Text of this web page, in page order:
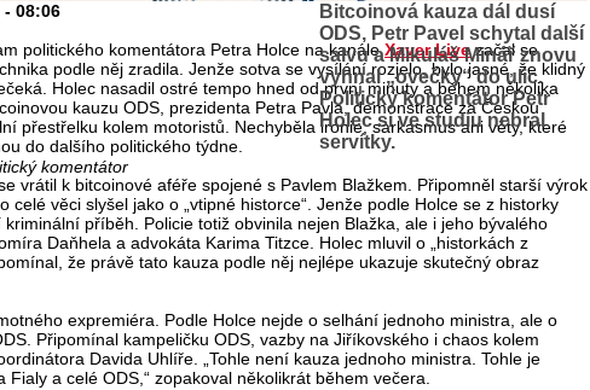
Bitcoinová kauza dál dusí
ODS, Petr Pavel schytal další
salvu a Mikuláš Minář znovu
vyhnal „ovečky“ do ulic.
Politický komentátor Petr
Holec si ve studiu nebral
servítky.
komentátor
- 08:06
politického komentátora Petra Holce na kanáleXaver Livezačal se
podle něj zradila. Jenže sotva se vysílání rozjelo, bylo jasné, že klidný
Holec nasadil ostré tempo hned od první minuty a během několika
kauzu ODS, prezidenta Petra Pavla, demonstrace za Českou
přestřelku kolem motoristů. Nechyběla ironie, sarkasmus ani věty, které
do dalšího politického týdne.
vrátil k bitcoinové aféře spojené s Pavlem Blažkem. Připomněl starší výrok
celé věci slyšel jako o „vtipné historce“. Jenže podle Holce se z historky
příběh. Policie totiž obvinila nejen Blažka, ale i jeho bývalého
Daňhela a advokáta Karima Titzce. Holec mluvil o „historkách z
že právě tato kauza podle něj nejlépe ukazuje skutečný obraz
expremiéra. Podle Holce nejde o selhání jednoho ministra, ale o
Připomínal kampeličku ODS, vazby na Jiříkovského i chaos kolem
Davida Uhlíře. „Tohle není kauza jednoho ministra. Tohle je
Fialy a celé ODS,“ zopakoval několikrát během večera.